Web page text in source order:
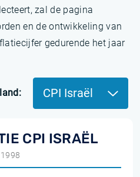
zal de pagina
en de ontwikkeling van
gedurende het jaar
CPI Israël
CPI ISRAËL